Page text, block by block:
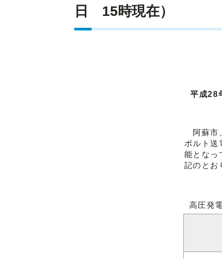
日 15時現在）
平成28
阿蘇市
ボルト送
能となっ
記のとお
高圧発